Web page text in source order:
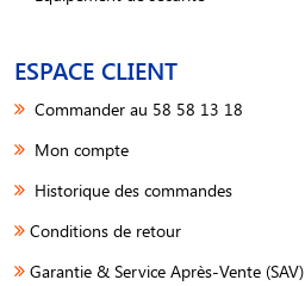
ESPACE CLIENT
Commander au 58 58 13 18
Mon compte
Historique des commandes
Conditions de retour
Garantie & Service Après-Vente (SAV)